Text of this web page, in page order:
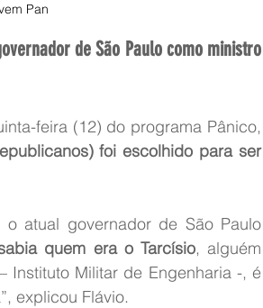
Pan
de São Paulo como ministro
feira (12) do programa Pânico,
foi escolhido para ser
atual governador de São Paulo
quem era o Tarcísio, alguém
Militar de Engenharia -, é
explicou Flávio.